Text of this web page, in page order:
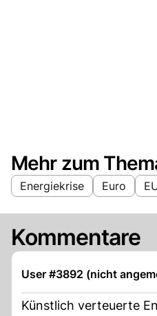
Mehr zum
Energiekrise Euro
Kommentare
User #3892 (nicht
Künstlich verteuerte